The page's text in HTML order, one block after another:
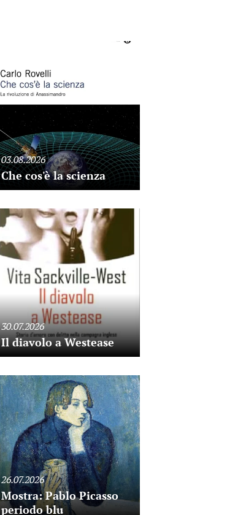
03.08.2026
Che cos'è la scienza
30.07.2026
Il diavolo a Westease
26.07.2026
Mostra: Pablo Picasso
periodo blu